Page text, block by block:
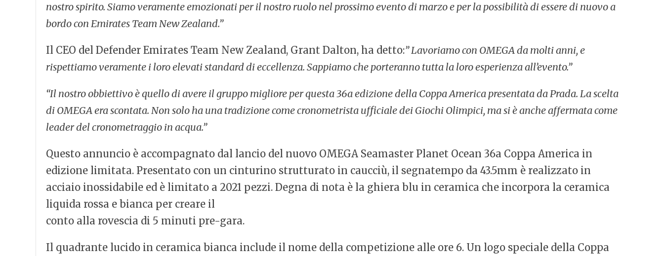
nostro spirito. Siamo veramente emozionati per il nostro ruolo nel prossimo evento di marzo e per la possibilità di essere di nuovo a
bordo con Emirates Team New Zealand.”
Il CEO del Defender Emirates Team New Zealand, Grant Dalton, ha detto:” Lavoriamo con OMEGA da molti anni, e
rispettiamo veramente i loro elevati standard di eccellenza. Sappiamo che porteranno tutta la loro esperienza all’evento.”
“Il nostro obbiettivo è quello di avere il gruppo migliore per questa 36a edizione della Coppa America presentata da Prada. La scelta
di OMEGA era scontata. Non solo ha una tradizione come cronometrista ufficiale dei Giochi Olimpici, ma si è anche affermata come
leader del cronometraggio in acqua.”
Questo annuncio è accompagnato dal lancio del nuovo OMEGA Seamaster Planet Ocean 36a Coppa America in
edizione limitata. Presentato con un cinturino strutturato in caucciù, il segnatempo da 43.5mm è realizzato in
acciaio inossidabile ed è limitato a 2021 pezzi. Degna di nota è la ghiera blu in ceramica che incorpora la ceramica
liquida rossa e bianca per creare il
conto alla rovescia di 5 minuti pre-gara.
Il quadrante lucido in ceramica bianca include il nome della competizione alle ore 6. Un logo speciale della Coppa